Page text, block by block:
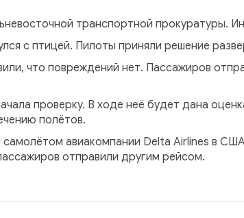
транспортной прокуратуры.
с птицей. Пилоты приняли решение
что повреждений нет. Пассажиров
проверку. В ходе неё будет дана
полётов.
авиакомпании Delta Airlines в
отправили другим рейсом.